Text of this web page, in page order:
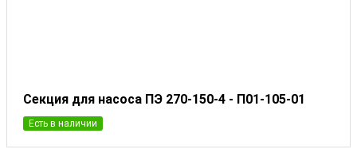
Секция для насоса ПЭ 270-150-4 - П01-105-01
Есть в наличии